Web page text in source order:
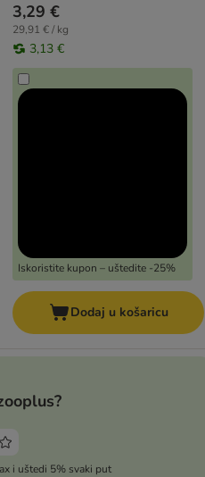
3,29 €
29,91 € / kg
3,13 €
Iskoristite kupon – uštedite -25%
Dodaj u košaricu
i uštedi 5% svaki put